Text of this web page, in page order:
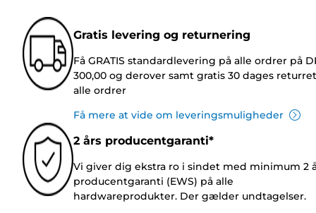
Gratis levering og returnering
Få GRATIS standardlevering på alle ordrer på
300,00 og derover samt gratis 30 dages
alle ordrer
Få mere at vide om leveringsmuligheder
2 års producentgaranti*
Vi giver dig ekstra ro i sindet med minimum 2
producentgaranti (EWS) på alle
hardwareprodukter. Der gælder undtagelser.